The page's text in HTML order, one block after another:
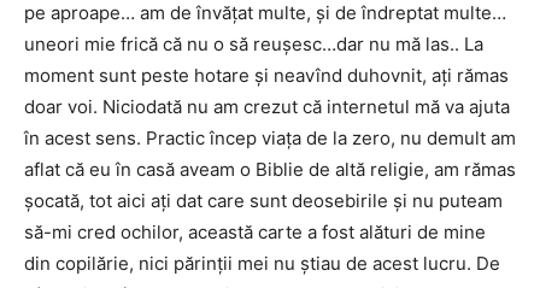
pe aproape… am de învățat multe, și de îndreptat multe…
uneori mie frică că nu o să reușesc…dar nu mă las.. La
moment sunt peste hotare și neavînd duhovnit, ați rămas
doar voi. Niciodată nu am crezut că internetul mă va ajuta
în acest sens. Practic încep viața de la zero, nu demult am
aflat că eu în casă aveam o Biblie de altă religie, am rămas
șocată, tot aici ați dat care sunt deosebirile și nu puteam
să-mi cred ochilor, această carte a fost alături de mine
din copilărie, nici părinții mei nu știau de acest lucru. De